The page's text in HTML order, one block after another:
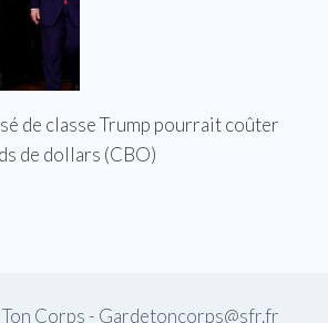
de classe Trump pourrait coûter
de dollars (CBO)
Corps - Gardetoncorps@sfr.fr